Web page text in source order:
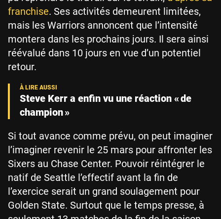
franchise. Ses activités demeurent limitées,
mais les Warriors annoncent que l’intensité
montera dans les prochains jours. Il sera ainsi
réévalué dans 10 jours en vue d’un potentiel
retour.
Steve Kerr a enfin vu une réaction « de
champion »
Si tout avance comme prévu, on peut imaginer
l’imaginer revenir le 25 mars pour affronter les
Sixers au Chase Center. Pouvoir réintégrer le
natif de Seattle l’effectif avant la fin de
l’exercice serait un grand soulagement pour
Golden State. Surtout que le temps presse, à